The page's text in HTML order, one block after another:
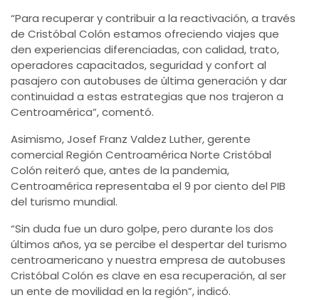
“Para recuperar y contribuir a la reactivación, a través
de Cristóbal Colón estamos ofreciendo viajes que
den experiencias diferenciadas, con calidad, trato,
operadores capacitados, seguridad y confort al
pasajero con autobuses de última generación y dar
continuidad a estas estrategias que nos trajeron a
Centroamérica”, comentó.
Asimismo, Josef Franz Valdez Luther, gerente
comercial Región Centroamérica Norte Cristóbal
Colón reiteró que, antes de la pandemia,
Centroamérica representaba el 9 por ciento del PIB
del turismo mundial.
“Sin duda fue un duro golpe, pero durante los dos
últimos años, ya se percibe el despertar del turismo
centroamericano y nuestra empresa de autobuses
Cristóbal Colón es clave en esa recuperación, al ser
un ente de movilidad en la región”, indicó.